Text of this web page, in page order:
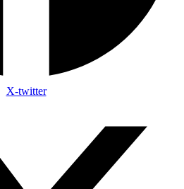
X-twitter